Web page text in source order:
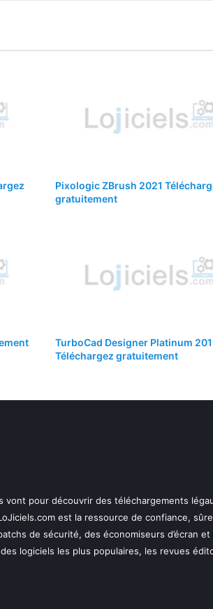
Pixologic ZBrush 2021
gratuitement
TurboCad Designer Platinum
Téléchargez gratuitement
vont pour découvrir des téléchargements
est la ressource de confiance,
de sécurité, des économiseurs d’écran
logiciels les plus populaires, les revues